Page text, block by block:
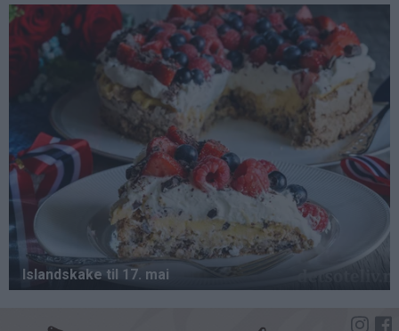
Hopp
hovedinnhold